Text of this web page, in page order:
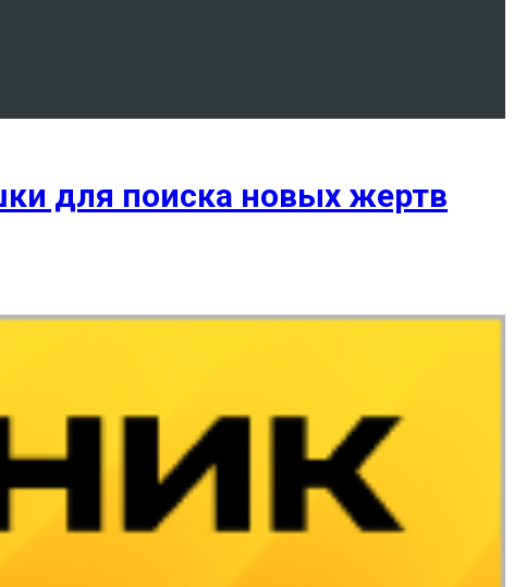
для поиска новых жертв